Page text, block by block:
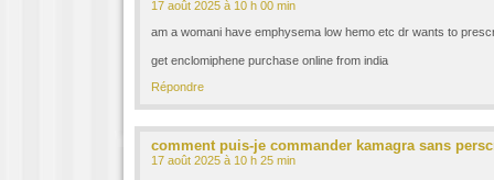
17 août 2025 à 10 h 00 min
am a womani have emphysema low hemo etc dr wants to
get enclomiphene purchase online from india
Répondre
comment puis-je commander kamagra sans
17 août 2025 à 10 h 25 min